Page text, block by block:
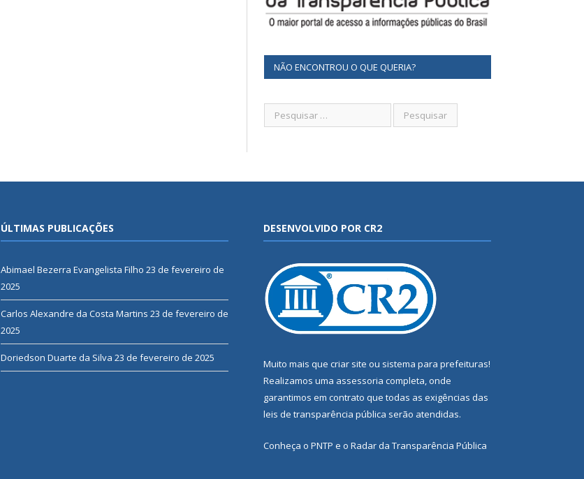
NÃO ENCONTROU O QUE QUERIA?
ÚLTIMAS PUBLICAÇÕES
Abimael Bezerra Evangelista Filho 23 de fevereiro de
2025
Carlos Alexandre da Costa Martins 23 de fevereiro de
2025
Doriedson Duarte da Silva 23 de fevereiro de 2025
DESENVOLVIDO POR CR2
Muito mais que criar site ou sistema para prefeituras!
Realizamos uma assessoria completa, onde
garantimos em contrato que todas as exigências das
leis de transparência pública serão atendidas.
Conheça o PNTP e o Radar da Transparência Pública